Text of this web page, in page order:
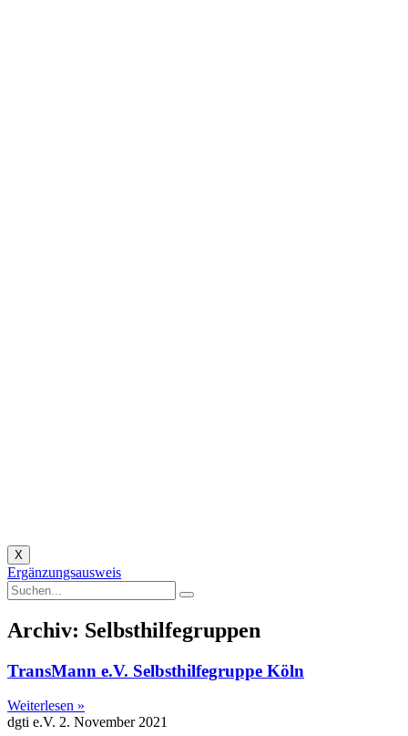
X
Ergänzungsausweis
Archiv: Selbsthilfegruppen
TransMann e.V. Selbsthilfegruppe Köln
Weiterlesen »
dgti e.V. 2. November 2021